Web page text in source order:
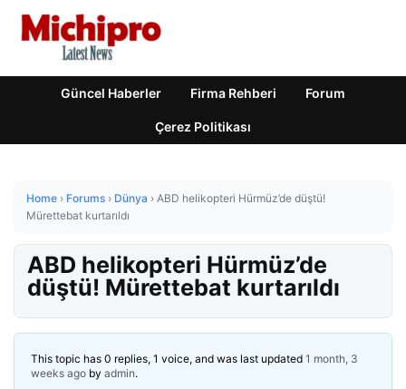
Güncel Haberler Firma Rehberi Forum
Çerez Politikası
Home › Forums › Dünya › ABD helikopteri Hürmüz’de düştü!
Mürettebat kurtarıldı
ABD helikopteri Hürmüz’de
düştü! Mürettebat kurtarıldı
This topic has 0 replies, 1 voice, and was last updated 1 month, 3
weeks ago by admin.